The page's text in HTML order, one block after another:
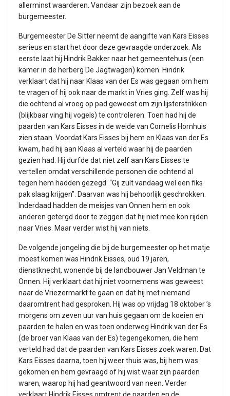
allerminst waarderen. Vandaar zijn bezoek aan de
burgemeester.
Burgemeester De Sitter neemt de aangifte van Kars Eisses
serieus en start het door deze gevraagde onderzoek. Als
eerste laat hij Hindrik Bakker naar het gemeentehuis (een
kamer in de herberg De Jagtwagen) komen. Hindrik
verklaart dat hij naar Klaas van der Es was gegaan om hem
te vragen of hij ook naar de markt in Vries ging. Zelf was hij
die ochtend al vroeg op pad geweest om zijn lijsterstrikken
(blijkbaar ving hij vogels) te controleren. Toen had hij de
paarden van Kars Eisses in de weide van Cornelis Hornhuis
zien staan. Voordat Kars Eisses bij hem en Klaas van der Es
kwam, had hij aan Klaas al verteld waar hij de paarden
gezien had. Hij durfde dat niet zelf aan Kars Eisses te
vertellen omdat verschillende personen die ochtend al
tegen hem hadden gezegd: “Gij zult vandaag wel een fiks
pak slaag krijgen”. Daarvan was hij behoorlijk geschrokken.
Inderdaad hadden de meisjes van Onnen hem en ook
anderen getergd door te zeggen dat hij niet mee kon rijden
naar Vries. Maar verder wist hij van niets.
De volgende jongeling die bij de burgemeester op het matje
moest komen was Hindrik Eisses, oud 19 jaren,
dienstknecht, wonende bij de landbouwer Jan Veldman te
Onnen. Hij verklaart dat hij niet voornemens was geweest
naar de Vriezermarkt te gaan en dat hij met niemand
daaromtrent had gesproken. Hij was op vrijdag 18 oktober ’s
morgens om zeven uur van huis gegaan om de koeien en
paarden te halen en was toen onderweg Hindrik van der Es
(de broer van Klaas van der Es) tegengekomen, die hem
verteld had dat de paarden van Kars Eisses zoek waren. Dat
Kars Eisses daarna, toen hij weer thuis was, bij hem was
gekomen en hem gevraagd of hij wist waar zijn paarden
waren, waarop hij had geantwoord van neen. Verder
verklaart Hindrik Eisses omtrent de paarden en de